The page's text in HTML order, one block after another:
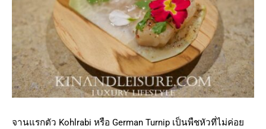
จานแรกตัว Kohlrabi หรือ German Turnip เป็นพืชหัวที่ไม่ค่อย